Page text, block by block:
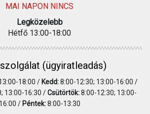
MAI NAPON NINCS
Legközelebb
Hétfő 13:00-18:00
(ügyiratleadás)
18:00 / Kedd:8:00-12:30; 13:00-16:00 /
13:00-16:30 /Csütörtök:8:00-12:30; 13:00-
16:00 / Péntek:8:00-13:30